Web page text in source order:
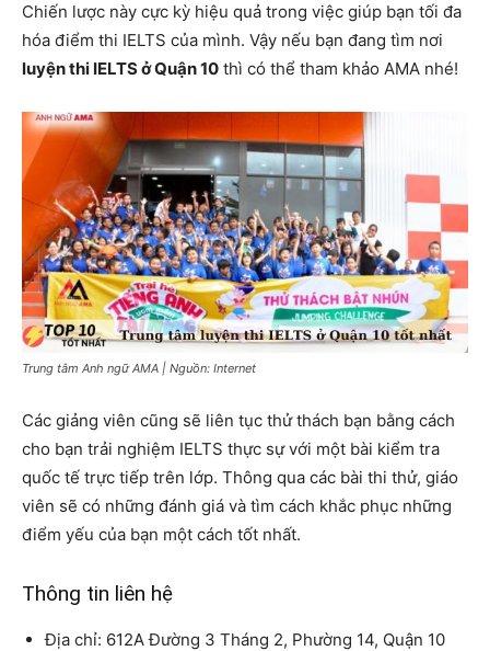
Chiến lược này cực kỳ hiệu quả trong việc giúp bạn tối đa
hóa điểm thi IELTS của mình. Vậy nếu bạn đang tìm nơi
luyện thi IELTS ở Quận 10 thì có thể tham khảo AMA nhé!
Trung tâm Anh ngữ AMA | Nguồn: Internet
Các giảng viên cũng sẽ liên tục thử thách bạn bằng cách
cho bạn trải nghiệm IELTS thực sự với một bài kiểm tra
quốc tế trực tiếp trên lớp. Thông qua các bài thi thử, giáo
viên sẽ có những đánh giá và tìm cách khắc phục những
điểm yếu của bạn một cách tốt nhất.
Thông tin liên hệ
Địa chỉ: 612A Đường 3 Tháng 2, Phường 14, Quận 10